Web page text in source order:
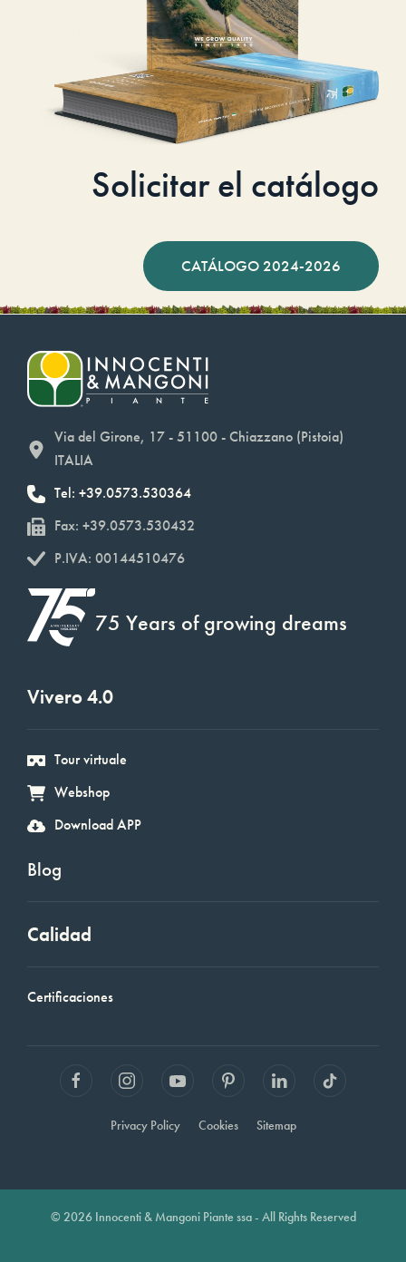
Solicitar el catálogo
CATÁLOGO 2024-2026
Via del Girone, 17 - 51100 - Chiazzano (Pistoia)
ITALIA
Tel: +39.0573.530364
Fax: +39.0573.530432
P.IVA: 00144510476
75 Years of growing dreams
Vivero 4.0
Tour virtuale
Webshop
Download APP
Blog
Calidad
Certificaciones
Privacy Policy Cookies Sitemap
© 2026 Innocenti & Mangoni Piante ssa - All Rights Reserved